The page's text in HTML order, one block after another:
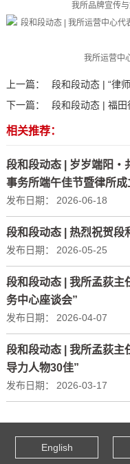
我所品牌宣传
我所运营中
上一篇：
段和段动态 | “律
下一篇：
段和段动态 | 福田
相关推荐：
段和段动态 | 岁岁端阳・
事务所端午佳节暨律所
发布日期： 2026-06-18
段和段动态 | 热烈祝贺段
发布日期： 2026-05-25
段和段动态 | 我所孟荻主
务中心座谈会”
发布日期： 2026-04-07
段和段动态 | 我所孟荻主
导力人物30佳”
发布日期： 2026-03-17
English